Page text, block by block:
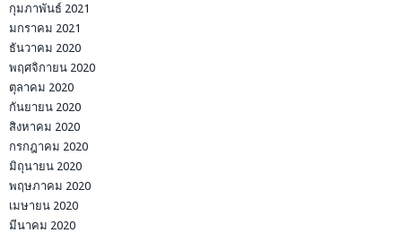
กุมภาพันธ์ 2021
มกราคม 2021
ธันวาคม 2020
พฤศจิกายน 2020
ตุลาคม 2020
กันยายน 2020
สิงหาคม 2020
กรกฎาคม 2020
มิถุนายน 2020
พฤษภาคม 2020
เมษายน 2020
มีนาคม 2020